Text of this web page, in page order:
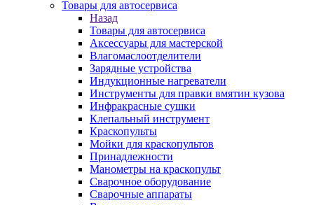
Товары для автосервиса
Назад
Товары для автосервиса
Аксессуары для мастерской
Влагомаслоотделители
Зарядные устройства
Индукционные нагреватели
Инструменты для правки вмятин кузова
Инфракрасные сушки
Клепальный инструмент
Краскопульты
Мойки для краскопультов
Принадлежности
Манометры на краскопульт
Сварочное оборудование
Сварочные аппараты